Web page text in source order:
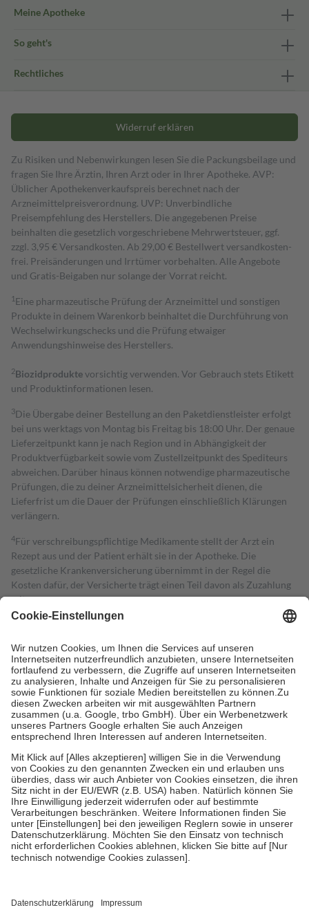
Meine Apotheke
So geht's
Rechtliches
Widerruf erklären
Zu Risiken und Nebenwirkungen lesen Sie die Packungsbeilage und
fragen Sie Ihre Ärztin, Ihren Arzt oder in Ihrer Apotheke. AVP:
Üblicher Apothekenverkaufspreis berechnet nach der
Arzneimittelpreisverordnung. UVP: Unverbindliche
Preisempfehlung des Herstellers. Die angegebenen Preise
beinhalten die gesetzlich vorgeschriebene Mehrwertsteuer, ggf.
zzgl. 3,95 € Versandkosten. Ab 29,00 € Bestell­wert versand­kosten­
frei. Preisänderungen und Irrtümer vorbehalten. Alle Angebote
und Gratis-Beigaben nur solange der Vorrat reicht.
1 Eine pharmazeutische Prüfung der Arzneimittel und sonstigen
Produkte in deinem Warenkorb beinhaltet die Durchführung von
Wechselwirkungschecks und die Prüfung etwaiger
Anwendungshinweise des Herstellers.
2Biozidproduktevorsichtig verwenden. Vor Gebrauch stets Etikett
und Produktinformationen lesen.
3Die Übergabe deiner Bestellung an den Paketdienstleister erfolgt
bei uns werktags von Montag bis Freitag bis 18:00 Uhr. Der genaue
Lieferzeitpunkt kann je nach Region und in Abhängigkeit der
Produktverfügbarkeit sowie vom Zustellzeitpunkt des Spediteurs
abweichen. Darüber hinaus können notwendige pharmazeutische
Prüfungen, die zu deiner Arzneimittelsicherheit dienen, die
Lieferfrist um die Dauer der Prüfungen einschließlich Klärungen
verlängern.
4Für verschreibungspflichtige Medikamente stellt der Arzt ein
Rezept aus und der Patient erhält sie in der Apotheke. Die
gesetzliche Krankenversicherung übernimmt in der Regel die
Kosten dafür, der Versicherte trägt einen Teil davon als Zuzahlung
mit.
Grundsätzlich leisten Mitglieder Zuzahlungen in Höhe von zehn
höchstens zehn Euro.
Es sind jedoch nie mehr als die tatsächlichen
Kosten der Leistung zu entrichten.
Diese Regeln gelten grundsätzlich auch für Online-Apotheken.
Bei Heilmitteln und häuslicher Krankenpflege beträgt die
Zuzahlung zehn Prozent der Kosten sowie zehn Euro je
Verordnung.
Um das Engagement der Versicherten für ihre eigene Gesundheit zu
stärken und die besondere Stellung der Familie zu unterstützen,
fallenkeine Zuzahlungenan bei:
• Kindern und Jugendlichen bis zum vollendeten 18. Lebensjahr
mit Ausnahme der Fahrkosten
• Untersuchungen zur Vorsorge und Früherkennung, die von der
GKV getragen werden
• empfohlenen Schutzimpfungen
• Harn- und Blutteststreifen
getroffen, um sicherzustellen, dass es sich um echte Bewertungen